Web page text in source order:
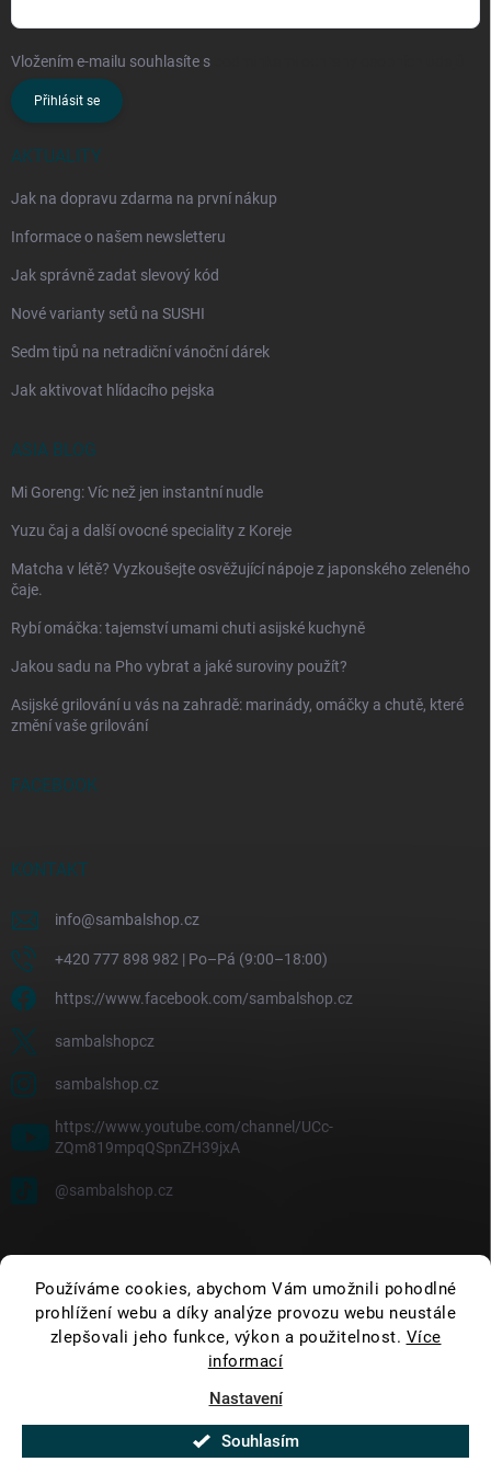
Používáme cookies, abychom Vám umožnili pohodlné
prohlížení webu a díky analýze provozu webu neustále
zlepšovali jeho funkce, výkon a použitelnost. Více
informací
Nastavení
Souhlasím
Vložením e-mailu souhlasíte s
Přihlásit se
AKTUALITY
Jak na dopravu zdarma na první nákup
Informace o našem newsletteru
Jak správně zadat slevový kód
Nové varianty setů na SUSHI
Sedm tipů na netradiční vánoční dárek
Jak aktivovat hlídacího pejska
ASIA BLOG
Mi Goreng: Víc než jen instantní nudle
Yuzu čaj a další ovocné speciality z Koreje
Matcha v létě? Vyzkoušejte osvěžující nápoje z japonského zeleného
čaje.
Rybí omáčka: tajemství umami chuti asijské kuchyně
Jakou sadu na Pho vybrat a jaké suroviny použít?
Asijské grilování u vás na zahradě: marinády, omáčky a chutě, které
změní vaše grilování
FACEBOOK
KONTAKT
info@sambalshop.cz
+420 777 898 982 | Po–Pá (9:00–18:00)
https://www.facebook.com/sambalshop.cz
sambalshopcz
sambalshop.cz
https://www.youtube.com/channel/UCc-
ZQm819mpqQSpnZH39jxA
@sambalshop.cz
Vytvořil Shoptet
. Všechna práva vyhrazena.
cookies